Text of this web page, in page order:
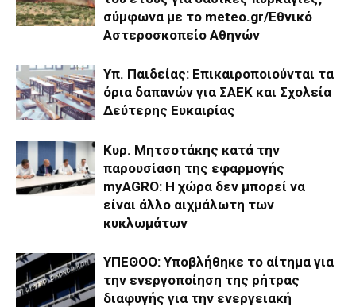
σύμφωνα με το meteo.gr/Εθνικό
Αστεροσκοπείο Αθηνών
Υπ. Παιδείας: Επικαιροποιούνται τα
όρια δαπανών για ΣΑΕΚ και Σχολεία
Δεύτερης Ευκαιρίας
Κυρ. Μητσοτάκης κατά την
παρουσίαση της εφαρμογής
myAGRO: Η χώρα δεν μπορεί να
είναι άλλο αιχμάλωτη των
κυκλωμάτων
ΥΠΕΘΟΟ: Υποβλήθηκε το αίτημα για
την ενεργοποίηση της ρήτρας
διαφυγής για την ενεργειακή